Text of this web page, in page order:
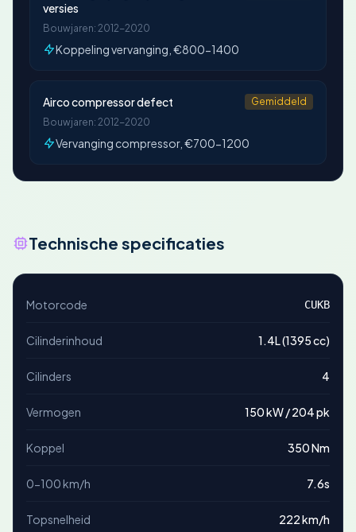
versies
Bouwjaren: 2012-2020
Koppeling vervanging, €800-1400
Airco compressor defect
Gemiddeld
Bouwjaren: 2012-2020
Vervanging compressor, €700-1200
Technische specificaties
Motorcode CUKB
Cilinderinhoud 1.4L (1395 cc)
Cilinders 4
Vermogen 150 kW / 204 pk
Koppel 350 Nm
0-100 km/h 7.6s
Topsnelheid 222 km/h